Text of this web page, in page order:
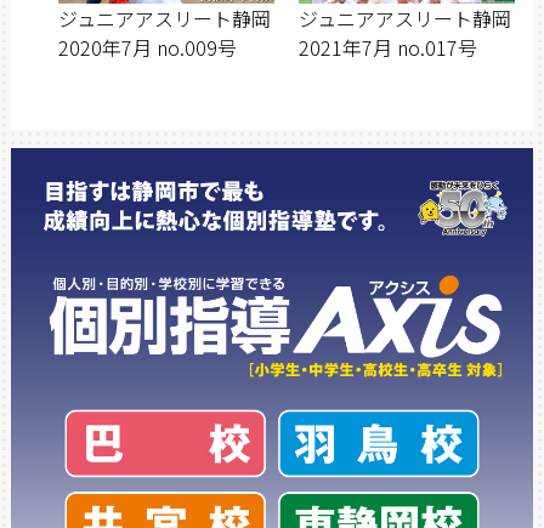
ジュニアアスリート静岡
2020年7月 no.009号
ジュニアアスリート静岡
2021年7月 no.017号